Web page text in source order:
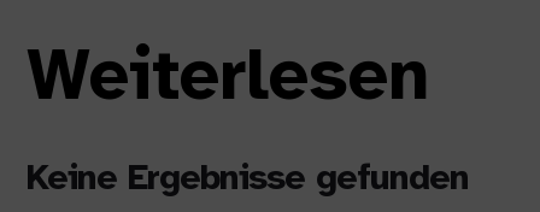
Weiterlesen
Keine Ergebnisse gefunden